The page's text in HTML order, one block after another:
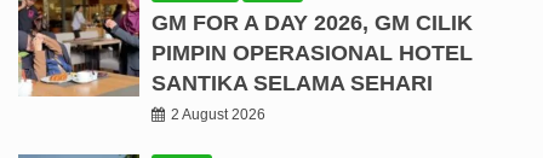
GM FOR A DAY 2026, GM CILIK
PIMPIN OPERASIONAL HOTEL
SANTIKA SELAMA SEHARI
2 August 2026